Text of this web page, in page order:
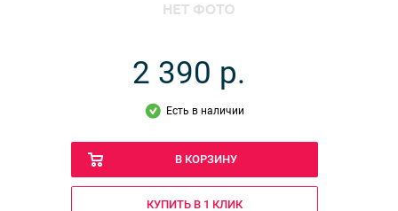
2 390 р.
Есть в наличии
В КОРЗИНУ
КУПИТЬ В 1 КЛИК